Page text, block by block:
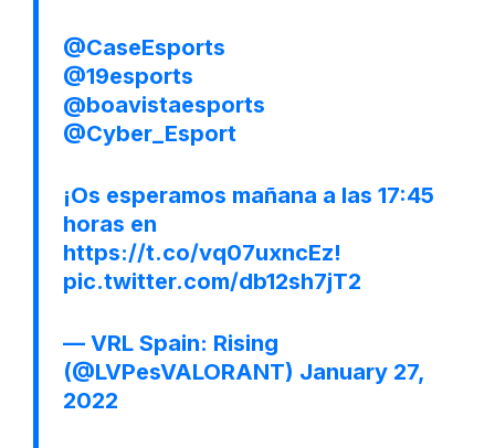
@CaseEsports
@19esports
@boavistaesports
@Cyber_Esport
¡Os esperamos mañana a las 17:45
horas en
https://t.co/vq07uxncEz!
pic.twitter.com/db12sh7jT2
— VRL Spain: Rising
(@LVPesVALORANT) January 27,
2022